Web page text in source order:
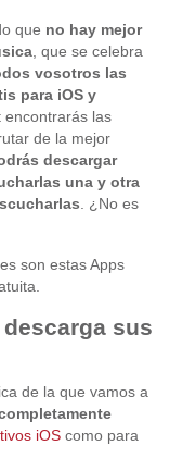
que no hay mejor
, que se celebra
vosotros las
para iOS y
encontrarás las
de la mejor
descargar
una y otra
. ¿No es
son estas Apps
sus
de la que vamos a
iOScomo para